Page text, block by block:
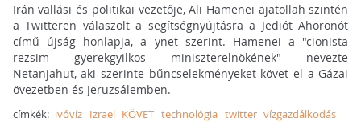
Irán vallási és politikai vezetője, Ali Hamenei ajatollah szintén
a Twitteren válaszolt a segítségnyújtásra a Jediót Ahoronót
című újság honlapja, a ynet szerint. Hamenei a "cionista
rezsim gyerekgyilkos miniszterelnökének" nevezte
Netanjahut, aki szerinte bűncselekményeket követ el a Gázai
övezetben és Jeruzsálemben.
címkék: ivóvíz Izrael KÖVET technológia twitter vízgazdálkodás